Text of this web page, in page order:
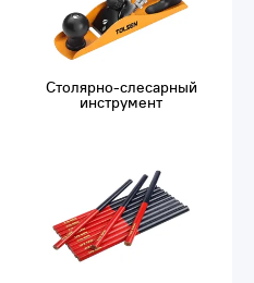
Столярно-слесарный
инструмент